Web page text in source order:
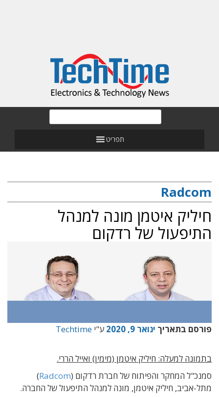
תפריט
Radcom
חיליק איטמן מונה למנהל
התיפעול של רדקום
פורסם בתאריך ינואר 9, 2020 ע"י Techtime
בתמונה למעלה: חיליק איטמן (מימין) ואייל הררי.
סמנכ"ל המחקר והפיתוח של חברת רדקום (Radcom
)
מתל-אביב, חיליק איטמן, מונה למנהל התיפעול של החברה.